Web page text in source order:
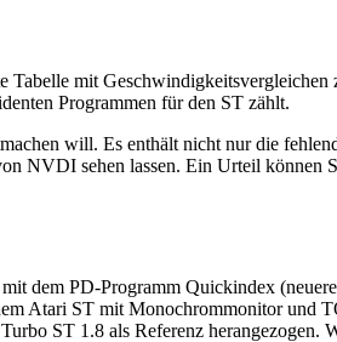
mit Geschwindigkeitsvergleichen
Programmen für den ST zählt.
will. Es enthält nicht nur die
NVDI sehen lassen. Ein Urteil können
dem PD-Programm Quickindex
Atari ST mit Monochrommonitor und
ST 1.8 als Referenz herangezogen.